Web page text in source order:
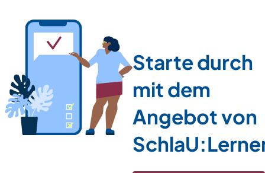
Starte durch
mit dem
Angebot von